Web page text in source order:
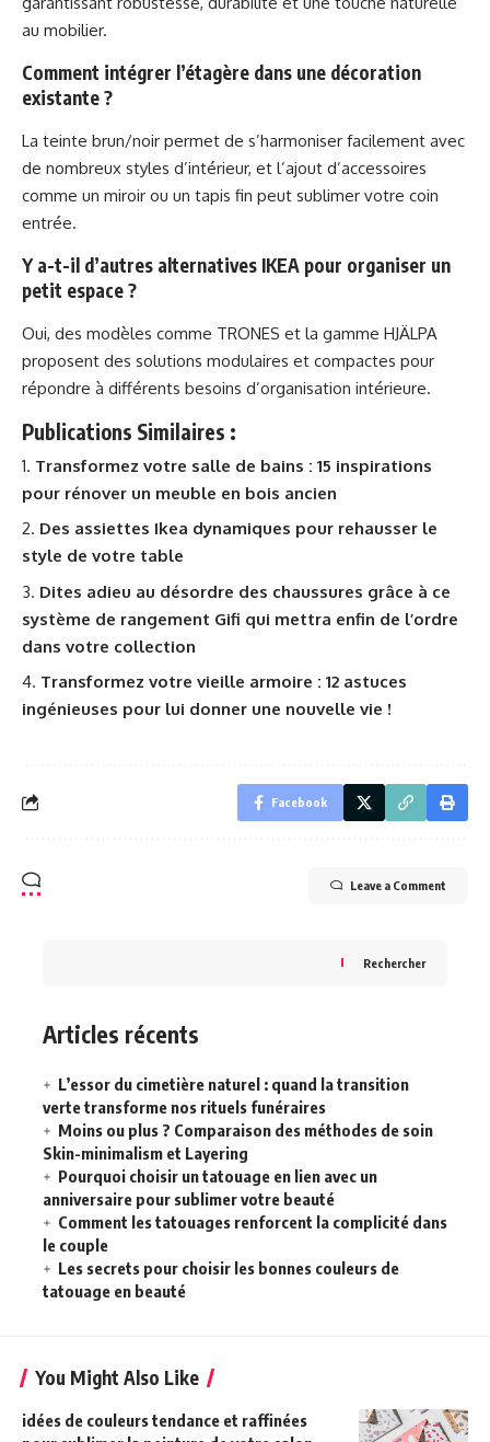
au mobilier.
Comment intégrer l’étagère dans une décoration
existante ?
La teinte brun/noir permet de s’harmoniser facilement avec
de nombreux styles d’intérieur, et l’ajout d’accessoires
comme un miroir ou un tapis fin peut sublimer votre coin
entrée.
Y a-t-il d’autres alternatives IKEA pour organiser un
petit espace ?
Oui, des modèles comme TRONES et la gamme HJÄLPA
proposent des solutions modulaires et compactes pour
répondre à différents besoins d’organisation intérieure.
Publications Similaires :
Transformez votre salle de bains : 15 inspirations
pour rénover un meuble en bois ancien
Des assiettes Ikea dynamiques pour rehausser le
style de votre table
Dites adieu au désordre des chaussures grâce à ce
système de rangement Gifi qui mettra enfin de l’ordre
dans votre collection
Transformez votre vieille armoire : 12 astuces
ingénieuses pour lui donner une nouvelle vie !
Facebook
Leave a Comment
Rechercher
Articles récents
L’essor du cimetière naturel : quand la transition
verte transforme nos rituels funéraires
Moins ou plus ? Comparaison des méthodes de soin
Skin-minimalism et Layering
Pourquoi choisir un tatouage en lien avec un
anniversaire pour sublimer votre beauté
Comment les tatouages renforcent la complicité dans
le couple
Les secrets pour choisir les bonnes couleurs de
tatouage en beauté
You Might Also Like
idées de couleurs tendance et raffinées